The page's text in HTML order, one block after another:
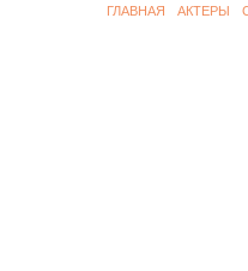
ГЛАВНАЯ АКТЕРЫ